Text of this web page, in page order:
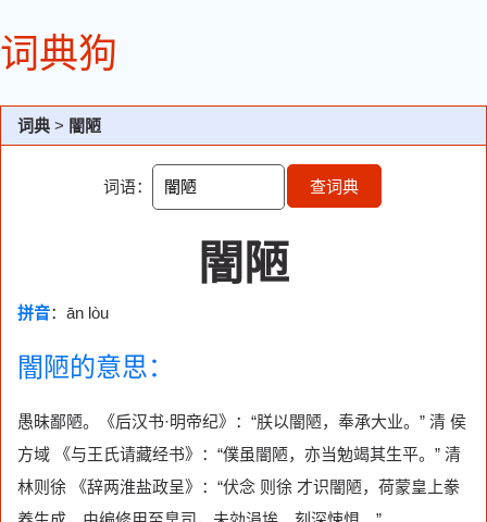
词典狗
词典 > 闇陋
词语： 查词典
闇陋
拼音：ān lòu
闇陋的意思：
愚昧鄙陋。《后汉书·明帝纪》：“朕以闇陋，奉承大业。” 清 侯
方域 《与王氏请藏经书》：“僕虽闇陋，亦当勉竭其生平。” 清
林则徐 《辞两淮盐政呈》：“伏念 则徐 才识闇陋，荷蒙皇上豢